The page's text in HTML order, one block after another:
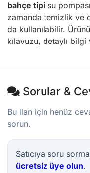
bahçe tipi su
zamanda temizlik ve
da kullanılabilir.
kılavuzu, detaylı
Sorular &
Bu ilan için henüz
sorun.
Satıcıya soru
ücretsiz üye olun.